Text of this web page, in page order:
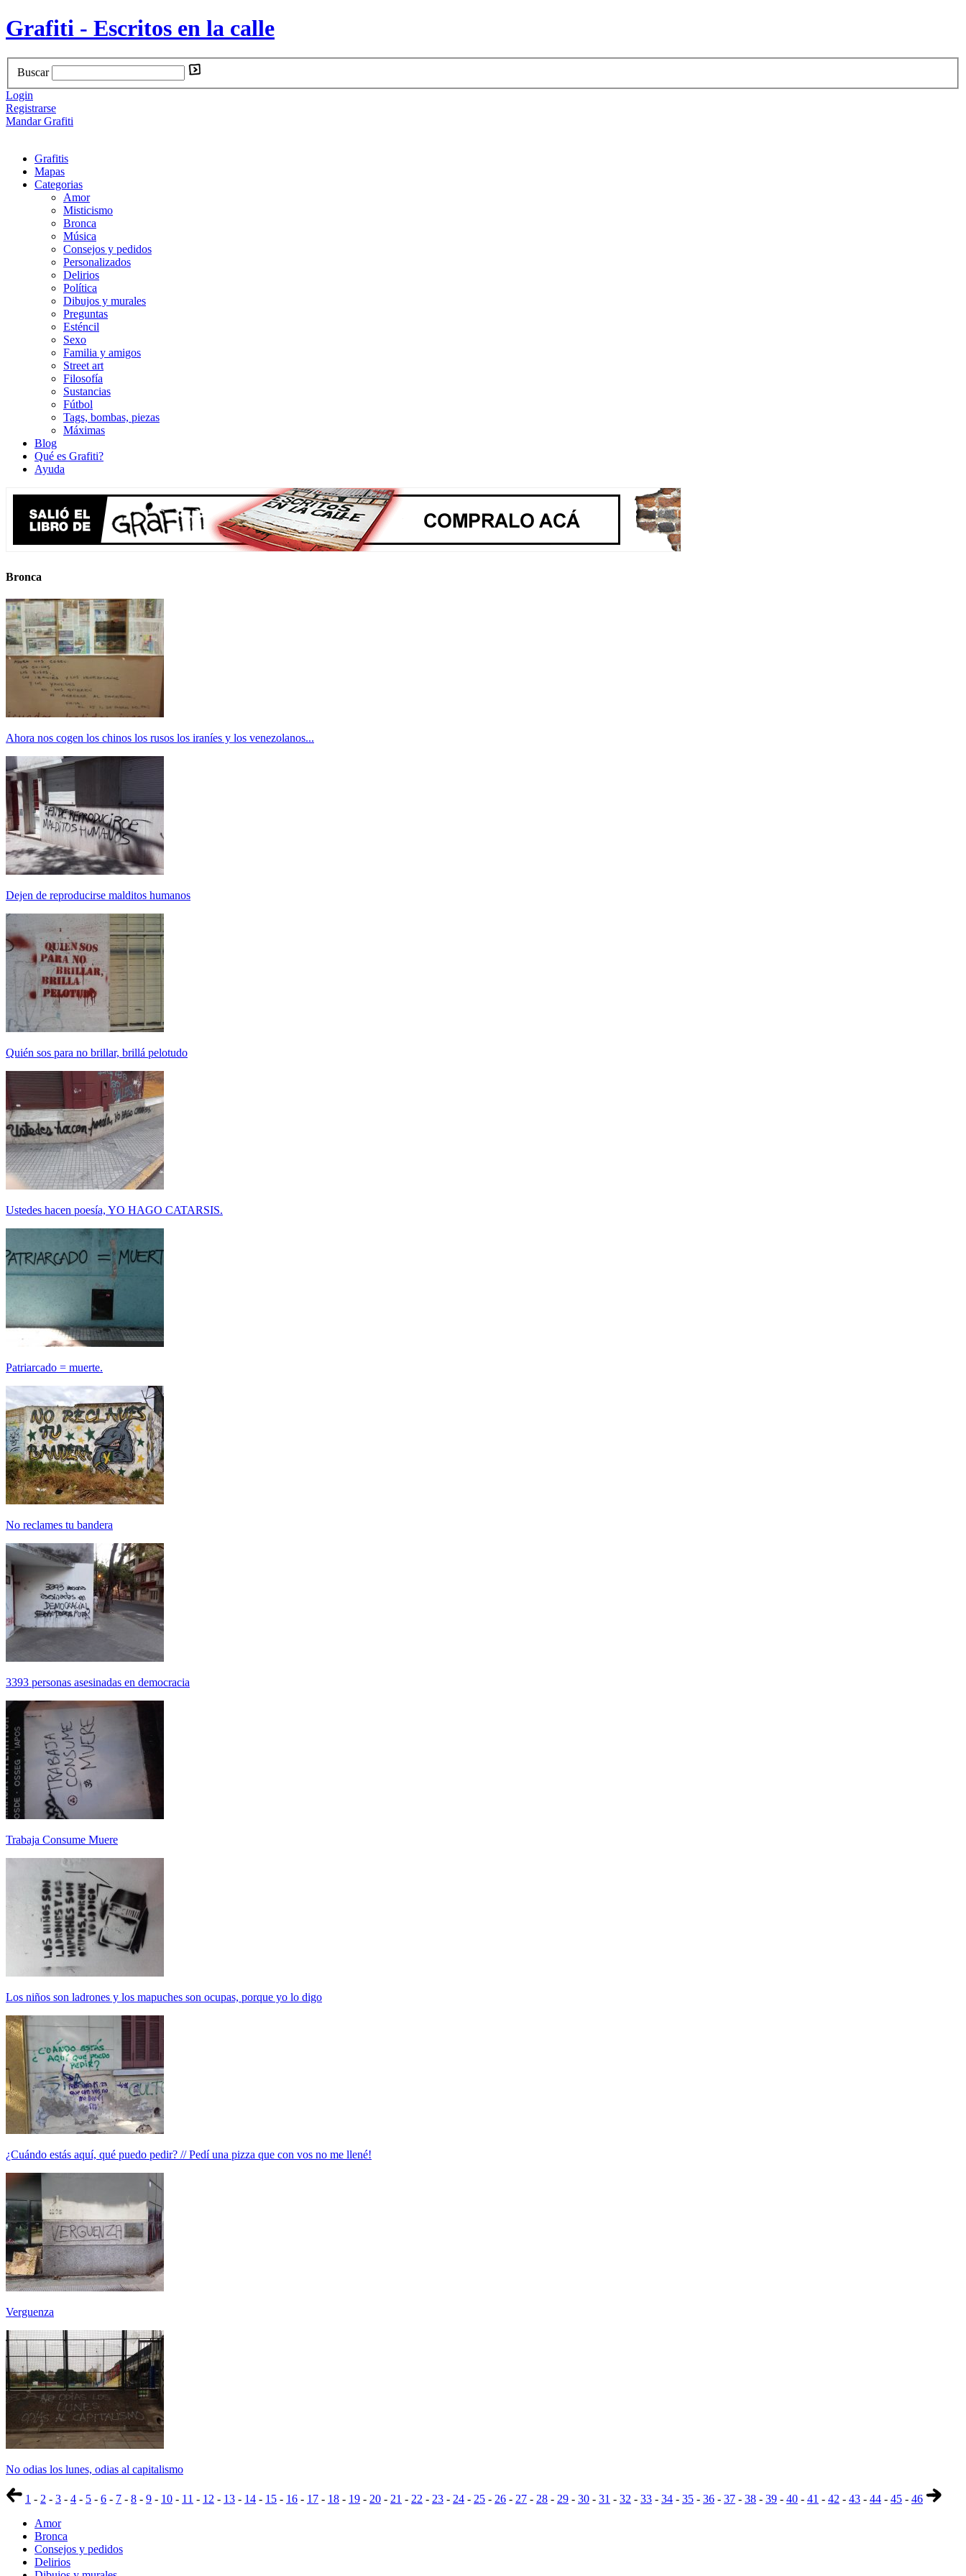
Grafiti - Escritos en la calle
Buscar
Login
Registrarse
Mandar Grafiti
Grafitis
Mapas
Categorias
Amor
Misticismo
Bronca
Música
Consejos y pedidos
Personalizados
Delirios
Política
Dibujos y murales
Preguntas
Esténcil
Sexo
Familia y amigos
Street art
Filosofía
Sustancias
Fútbol
Tags, bombas, piezas
Máximas
Blog
Qué es Grafiti?
Ayuda
Bronca
Ahora nos cogen los chinos los rusos los iraníes y los venezolanos...
Dejen de reproducirse malditos humanos
Quién sos para no brillar, brillá pelotudo
Ustedes hacen poesía, YO HAGO CATARSIS.
Patriarcado = muerte.
No reclames tu bandera
3393 personas asesinadas en democracia
Trabaja Consume Muere
Los niños son ladrones y los mapuches son ocupas, porque yo lo digo
¿Cuándo estás aquí, qué puedo pedir? // Pedí una pizza que con vos no me llené!
Verguenza
No odias los lunes, odias al capitalismo
1 - 2 - 3 - 4 - 5 - 6 - 7 - 8 - 9 - 10 - 11 - 12 - 13 - 14 - 15 - 16 - 17 - 18 - 19 - 20 - 21 - 22 - 23 - 24 - 25 - 26 - 27 - 28 - 29 - 30 - 31 - 32 - 33 - 34 - 35 - 36 - 37 - 38 - 39 - 40 - 41 - 42 - 43 - 44 - 45 - 46
Amor
Bronca
Consejos y pedidos
Delirios